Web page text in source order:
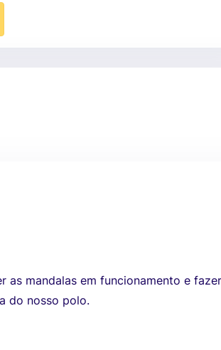
as mandalas em funcionamento e
do nosso polo.